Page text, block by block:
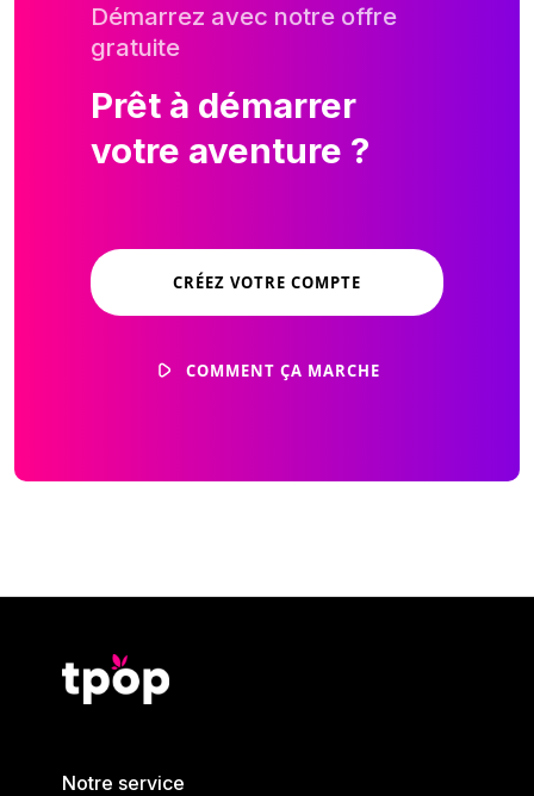
Démarrez avec notre offre
gratuite
Prêt à démarrer
votre aventure ?
CRÉEZ VOTRE COMPTE
COMMENT ÇA MARCHE
Notre service